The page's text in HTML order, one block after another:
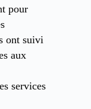
pour
ont suivi
aux
services